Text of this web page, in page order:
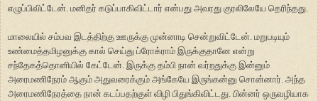
எழுப்பிவிட்டேன். மனிதர் கடுப்பாகிவிட்டார் என்பது அவரது குரலிலேயே தெரிந்தது.
மாலையில் சம்பவ இடத்திற்கு ஊருக்கு முன்னாடி சென்றுவிட்டேன். மறுபடியும்
உண்மைத்தமிழனுக்கு கால் செய்து ப்ரோக்ராம் இருக்குதானே என்று
சந்தேகத்தொனியில் கேட்டேன். இருக்கு தம்பி நான் வர்றதுக்கு இன்னும்
அரைமணிநேரம் ஆகும் அதுவரைக்கும் அங்கேயே இருங்கன்னு சொன்னார். அந்த
அரைமணிநேரத்தை நான் கடப்பதற்குள் விழி பிதுங்கிவிட்டது. பின்னர் ஒருவழியாக